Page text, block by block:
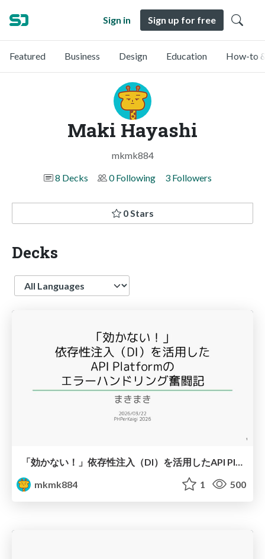
Sign in Sign up for free
Featured Business Design Education How-to
Maki Hayashi
mkmk884
8 Decks
0 Following 3 Followers
0 Stars
Decks
Language
mkmk884
1 500